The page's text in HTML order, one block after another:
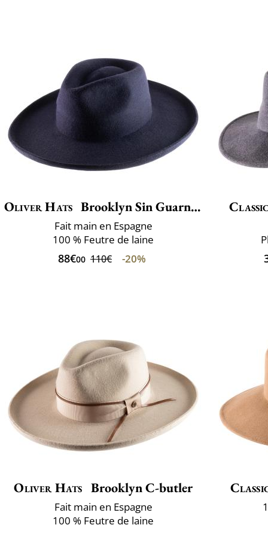
Oliver Hats Brooklyn Sin Guarnicion
Fait main en Espagne
100 % Feutre de laine
88€00 110€ -20%
Oliver Hats Brooklyn C-butler
Fait main en Espagne
100 % Feutre de laine